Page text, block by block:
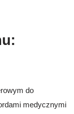
do
medycznymi